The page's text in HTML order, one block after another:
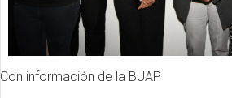
Con información de la BUAP